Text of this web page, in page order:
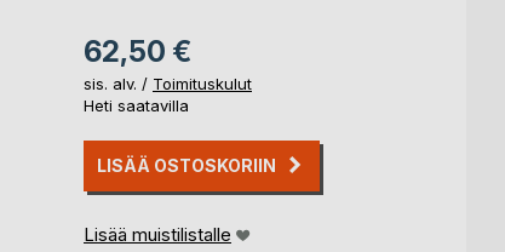
62,50 €
sis. alv. / Toimituskulut
Heti saatavilla
LISÄÄ OSTOSKORIIN
Lisää muistilistalle